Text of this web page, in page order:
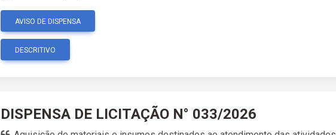
AVISO DE DISPENSA
DESCRITIVO
DISPENSA DE LICITAÇÃO N° 033/2026